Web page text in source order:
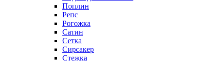
Поплин
Репс
Рогожка
Сатин
Сетка
Сирсакер
Стежка